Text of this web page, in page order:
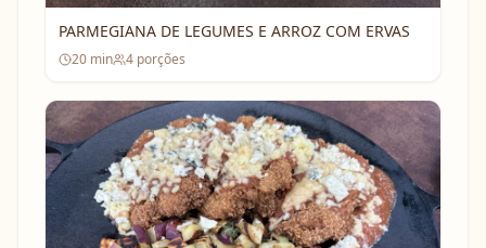
PARMEGIANA DE LEGUMES E ARROZ COM ERVAS
20 min 4 porções